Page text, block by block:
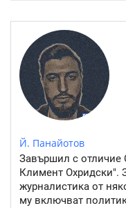
Й. Панайотов
Завършил с отличие
Климент Охридски".
журналистика от
му включват